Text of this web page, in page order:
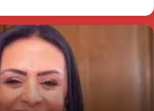
رئيس